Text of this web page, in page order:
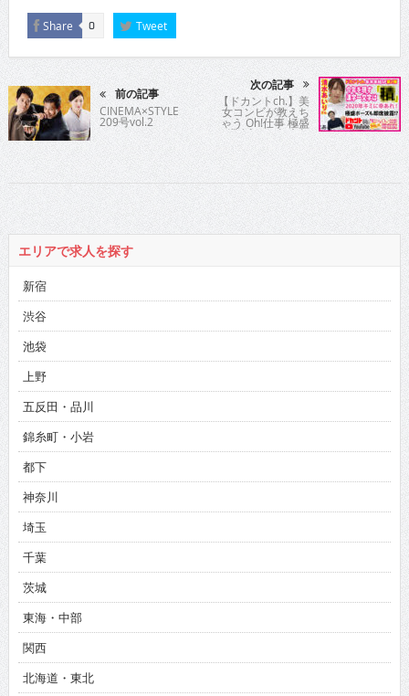
Share 0 Tweet
前の記事
CINEMA×STYLE
209号vol.2
次の記事
【ドカントch.】美
女コンビが教えち
ゃう Oh!仕事 極盛
ッ滞在記 ～ 年末年
始SP 清水あいりさ
ん パート2編 ～
エリアで求人を探す
新宿
渋谷
池袋
上野
五反田・品川
錦糸町・小岩
都下
神奈川
埼玉
千葉
茨城
東海・中部
関西
北海道・東北